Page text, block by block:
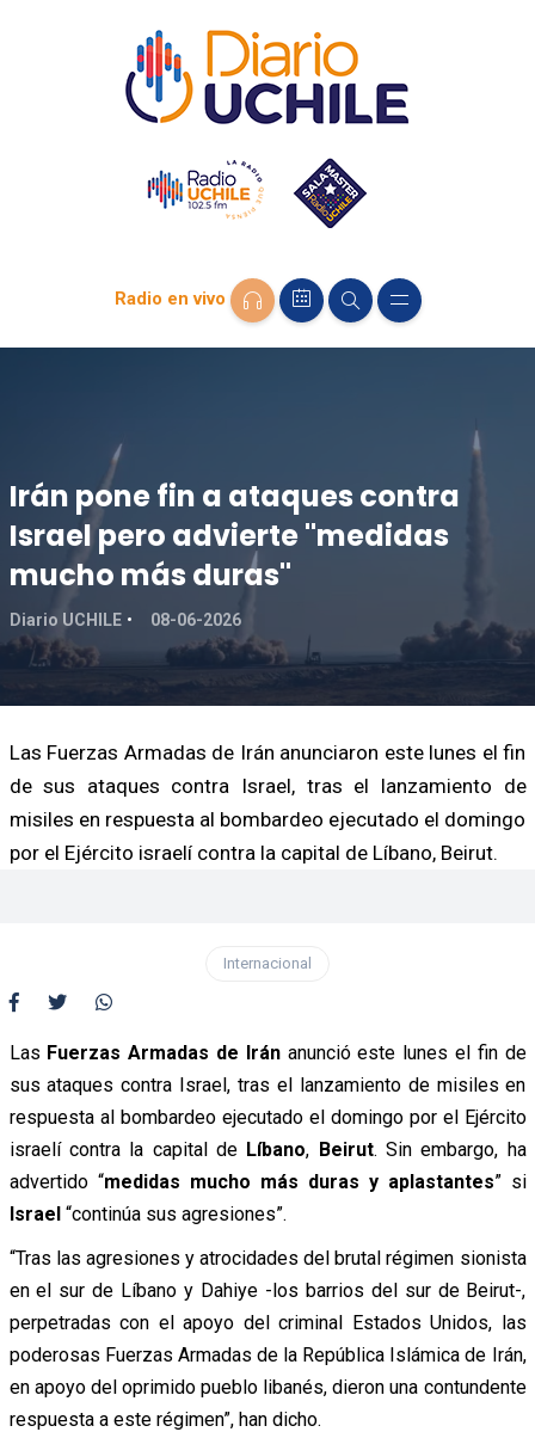
Radio en vivo
Irán pone fin a ataques contra
Israel pero advierte "medidas
mucho más duras"
Diario UCHILE 08-06-2026
Las Fuerzas Armadas de Irán anunciaron este lunes el fin
de sus ataques contra Israel, tras el lanzamiento de
misiles en respuesta al bombardeo ejecutado el domingo
por el Ejército israelí contra la capital de Líbano, Beirut.
Internacional
Las Fuerzas Armadas de Iránanunció este lunes el fin de
sus ataques contra Israel, tras el lanzamiento de misiles en
respuesta al bombardeo ejecutado el domingo por el Ejército
israelí contra la capital de Líbano, Beirut. Sin embargo, ha
advertido “medidas mucho más duras y aplastantes” si
Israel“continúa sus agresiones”.
“Tras las agresiones y atrocidades del brutal régimen sionista
en el sur de Líbano y Dahiye -los barrios del sur de Beirut-,
perpetradas con el apoyo del criminal Estados Unidos, las
poderosas Fuerzas Armadas de la República Islámica de Irán,
en apoyo del oprimido pueblo libanés, dieron una contundente
respuesta a este régimen”, han dicho.